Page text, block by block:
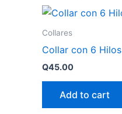
Collares
Collar con 6 Hilos
Q45.00
Add to cart